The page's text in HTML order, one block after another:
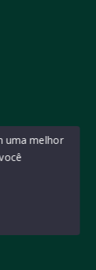
• creci
uma melhor